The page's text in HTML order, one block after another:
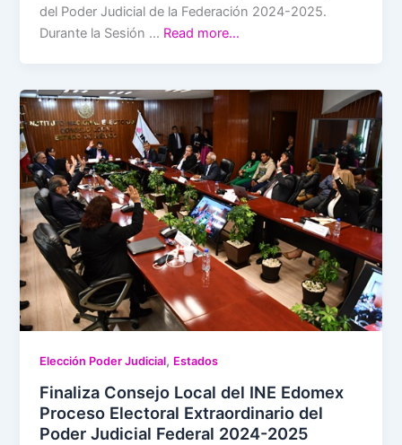
del Poder Judicial de la Federación 2024-2025.
Durante la Sesión … Read more…
Elección Poder Judicial, Estados
Finaliza Consejo Local del INE Edomex
Proceso Electoral Extraordinario del
Poder Judicial Federal 2024-2025